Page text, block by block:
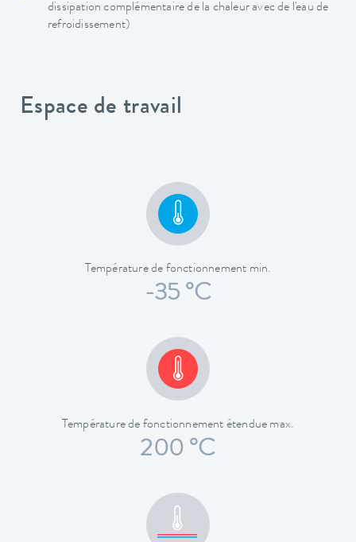
dissipation complémentaire de la chaleur avec de l'eau de
refroidissement)
Espace de travail
Température de fonctionnement min.
-35 °C
Température de fonctionnement étendue max.
200 °C